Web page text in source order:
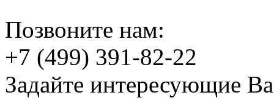
Позвоните нам:
+7 (499) 391-82-22
Задайте интересующие